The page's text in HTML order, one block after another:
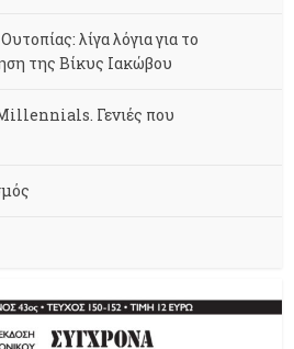
λίγα λόγια για το
της Βίκυς Ιακώβου
Γενιές που